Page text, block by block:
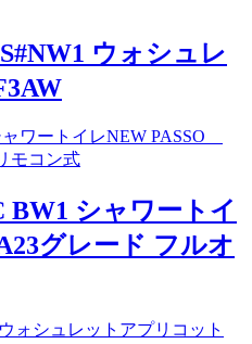
ウォシュレ
シャワートイ
グレード フルオ